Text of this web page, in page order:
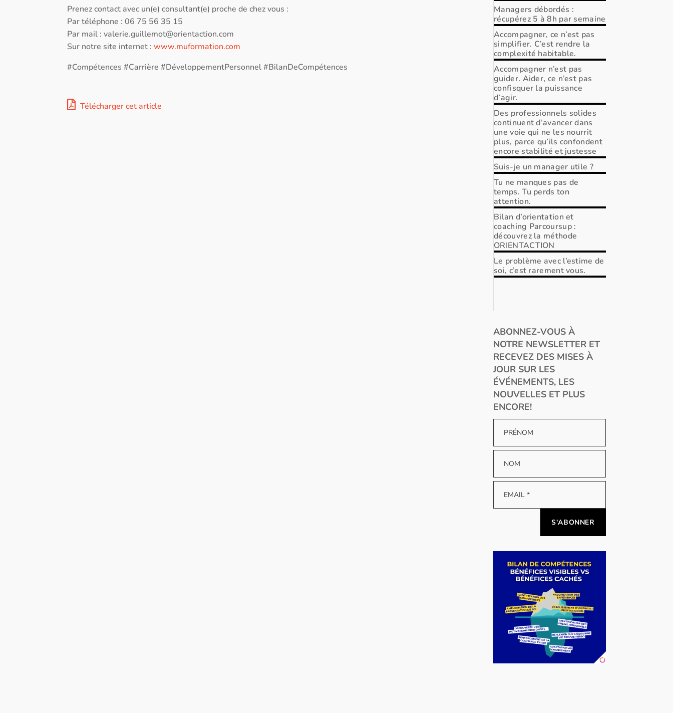
Prenez contact avec un(e) consultant(e) proche de chez vous :
Par téléphone : 06 75 56 35 15
Par mail :valerie.guillemot@orientaction.com
Sur notre site internet :www.muformation.com
#Compétences #Carrière #DéveloppementPersonnel #BilanDeCompétences
Télécharger cet article
Managers débordés :
récupérez 5 à 8h par semaine
Accompagner, ce n’est pas
simplifier. C’est rendre la
complexité habitable.
Accompagner n’est pas
guider. Aider, ce n’est pas
confisquer la puissance
d’agir.
Des professionnels solides
continuent d’avancer dans
une voie qui ne les nourrit
plus, parce qu’ils confondent
encore stabilité et justesse
Suis-je un manager utile ?
Tu ne manques pas de
temps. Tu perds ton
attention.
Bilan d’orientation et
coaching Parcoursup :
découvrez la méthode
ORIENTACTION
Le problème avec l’estime de
soi, c’est rarement vous.
ABONNEZ-VOUS À
NOTRE NEWSLETTER ET
RECEVEZ DES MISES À
JOUR SUR LES
ÉVÉNEMENTS, LES
NOUVELLES ET PLUS
ENCORE!
Alternative: